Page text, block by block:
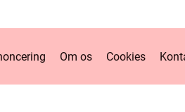
Om os Cookies